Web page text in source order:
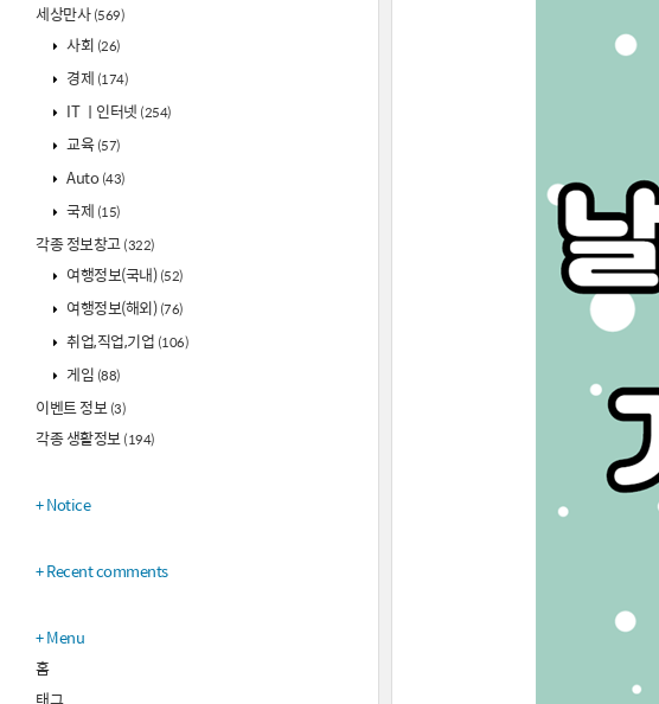
세상만사(569)
사회 (26)
경제 (174)
IT ㅣ인터넷 (254)
교육(57)
Auto(43)
국제 (15)
각종 정보창고(322)
여행정보(국내)(52)
여행정보(해외)(76)
취업,직업,기업 (106)
게임 (88)
이벤트 정보(3)
각종 생활정보(194)
Notice
Recent comments
Menu
홈
태그